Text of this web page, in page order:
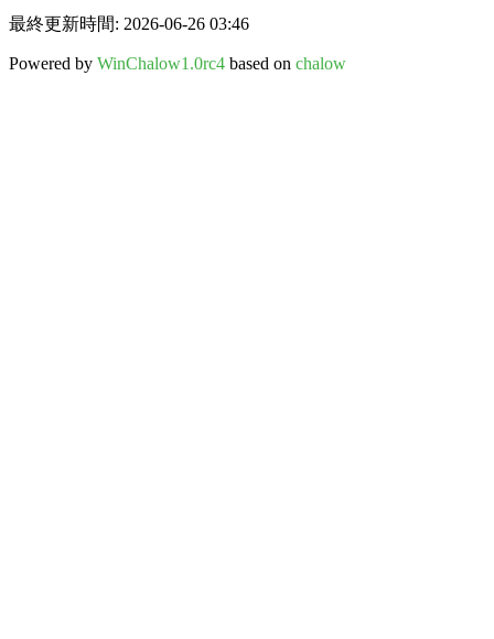
最終更新時間: 2026-06-26 03:46
Powered by WinChalow1.0rc4 based on chalow